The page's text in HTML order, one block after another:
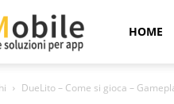
Super
Mobile
HOME
DueLito – Come si gioca –